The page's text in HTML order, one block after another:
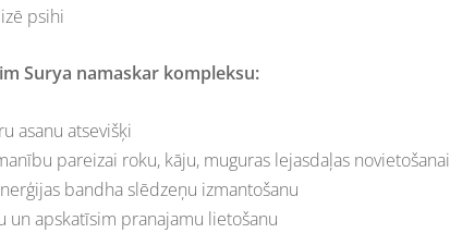
psihi
Surya namaskar kompleksu:
asanu atsevišķi
pareizai roku, kāju, muguras lejasdaļas novietošanai
bandha slēdzeņu izmantošanu
un apskatīsim pranajamu lietošanu